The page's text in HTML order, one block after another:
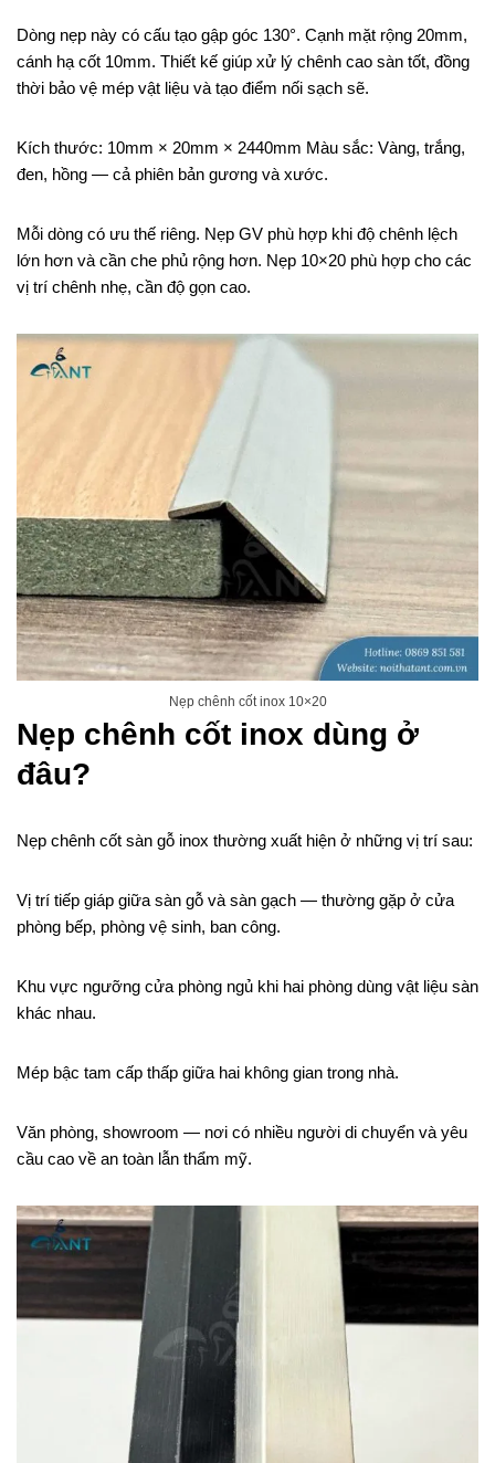
Dòng nẹp này có cấu tạo gập góc 130°. Cạnh mặt rộng 20mm,
cánh hạ cốt 10mm. Thiết kế giúp xử lý chênh cao sàn tốt, đồng
thời bảo vệ mép vật liệu và tạo điểm nối sạch sẽ.
Kích thước: 10mm × 20mm × 2440mm Màu sắc: Vàng, trắng,
đen, hồng — cả phiên bản gương và xước.
Mỗi dòng có ưu thế riêng. Nẹp GV phù hợp khi độ chênh lệch
lớn hơn và cần che phủ rộng hơn. Nẹp 10×20 phù hợp cho các
vị trí chênh nhẹ, cần độ gọn cao.
Nẹp chênh cốt inox 10×20
Nẹp chênh cốt inox dùng ở
đâu?
Nẹp chênh cốt sàn gỗ inox thường xuất hiện ở những vị trí sau:
Vị trí tiếp giáp giữa sàn gỗ và sàn gạch — thường gặp ở cửa
phòng bếp, phòng vệ sinh, ban công.
Khu vực ngưỡng cửa phòng ngủ khi hai phòng dùng vật liệu sàn
khác nhau.
Mép bậc tam cấp thấp giữa hai không gian trong nhà.
Văn phòng, showroom — nơi có nhiều người di chuyển và yêu
cầu cao về an toàn lẫn thẩm mỹ.